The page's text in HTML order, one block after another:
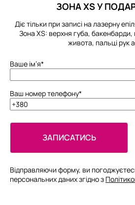
Поперек
Бікіні по лінії трусиків
ЗОНА XS У
Діє тільки при записі на лазерну
Зона XS: верхня губа, бакенбарди,
живота, пальці рук
Ваше ім’я*
Ваш номер телефону*
Відправляючи форму, ви
персональних даних згідно з